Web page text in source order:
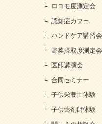
ロコモ度測定会
認知症カフェ
ハンドケア講習会
野菜摂取度測定会
医師講演会
合同セミナー
子供栄養士体験
子供薬剤師体験